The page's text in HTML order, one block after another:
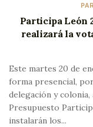
Participa León
realizará la
Este martes 20 de
forma presencial,
delegación y
Presupuesto
instalarán los...